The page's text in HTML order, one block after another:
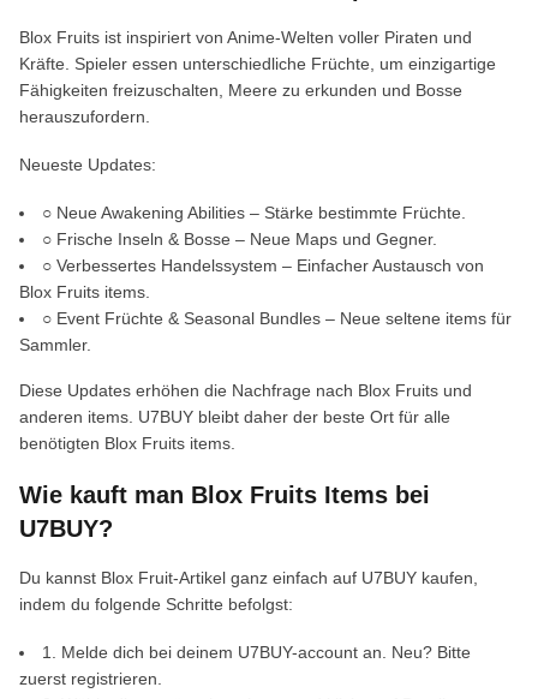
Blox Fruits ist inspiriert von Anime-Welten voller Piraten und
Kräfte. Spieler essen unterschiedliche Früchte, um einzigartige
Fähigkeiten freizuschalten, Meere zu erkunden und Bosse
herauszufordern.
Neueste Updates:
○ Neue Awakening Abilities – Stärke bestimmte Früchte.
○ Frische Inseln & Bosse – Neue Maps und Gegner.
○ Verbessertes Handelssystem – Einfacher Austausch von
Blox Fruits items.
○ Event Früchte & Seasonal Bundles – Neue seltene items für
Sammler.
Diese Updates erhöhen die Nachfrage nach Blox Fruits und
anderen items. U7BUY bleibt daher der beste Ort für alle
benötigten Blox Fruits items.
Wie kauft man Blox Fruits Items bei
U7BUY?
Du kannst Blox Fruit-Artikel ganz einfach auf U7BUY kaufen,
indem du folgende Schritte befolgst:
1. Melde dich bei deinem U7BUY-account an. Neu? Bitte
zuerst registrieren.